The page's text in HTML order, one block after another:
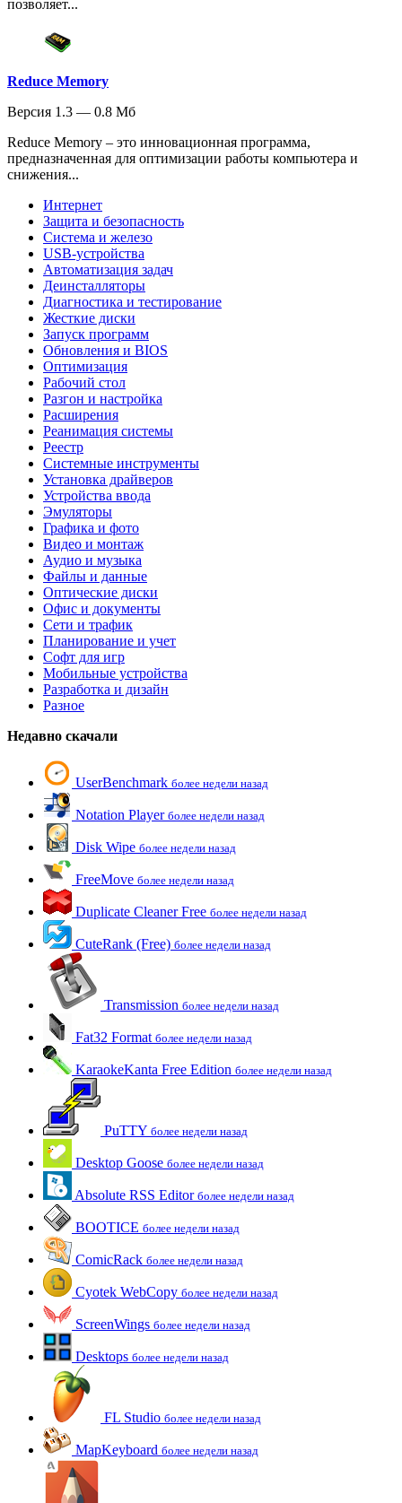
позволяет...
Reduce Memory
Версия 1.3 — 0.8 Мб
Reduce Memory – это инновационная программа,
предназначенная для оптимизации работы компьютера и
снижения...
Интернет
Защита и безопасность
Система и железо
USB-устройства
Автоматизация задач
Деинсталляторы
Диагностика и тестирование
Жесткие диски
Запуск программ
Обновления и BIOS
Оптимизация
Рабочий стол
Разгон и настройка
Расширения
Реанимация системы
Реестр
Системные инструменты
Установка драйверов
Устройства ввода
Эмуляторы
Графика и фото
Видео и монтаж
Аудио и музыка
Файлы и данные
Оптические диски
Офис и документы
Сети и трафик
Планирование и учет
Софт для игр
Мобильные устройства
Разработка и дизайн
Разное
Недавно скачали
UserBenchmark более недели назад
Notation Player более недели назад
Disk Wipe более недели назад
FreeMove более недели назад
Duplicate Cleaner Free более недели назад
CuteRank (Free) более недели назад
Transmission более недели назад
Fat32 Format более недели назад
KaraokeKanta Free Edition более недели назад
PuTTY более недели назад
Desktop Goose более недели назад
Absolute RSS Editor более недели назад
BOOTICE более недели назад
ComicRack более недели назад
Cyotek WebCopy более недели назад
ScreenWings более недели назад
Desktops более недели назад
FL Studio более недели назад
MapKeyboard более недели назад